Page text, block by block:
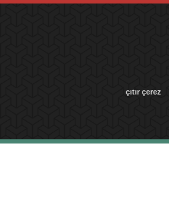
çıtır çerez